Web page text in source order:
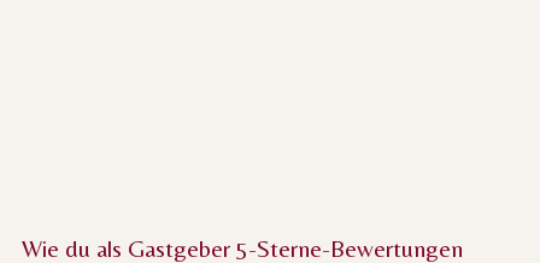
Wie du als Gastgeber 5-Sterne-Bewertungen